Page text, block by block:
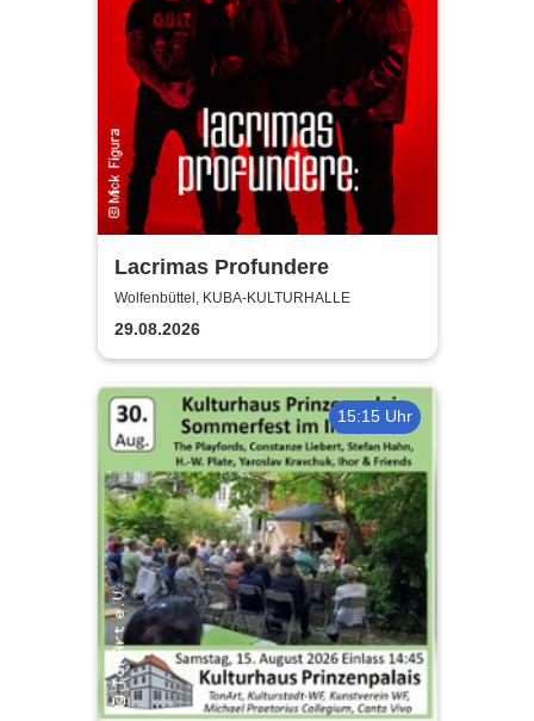
Lacrimas Profundere
Wolfenbüttel, KUBA-KULTURHALLE
29.08.2026
15:15 Uhr